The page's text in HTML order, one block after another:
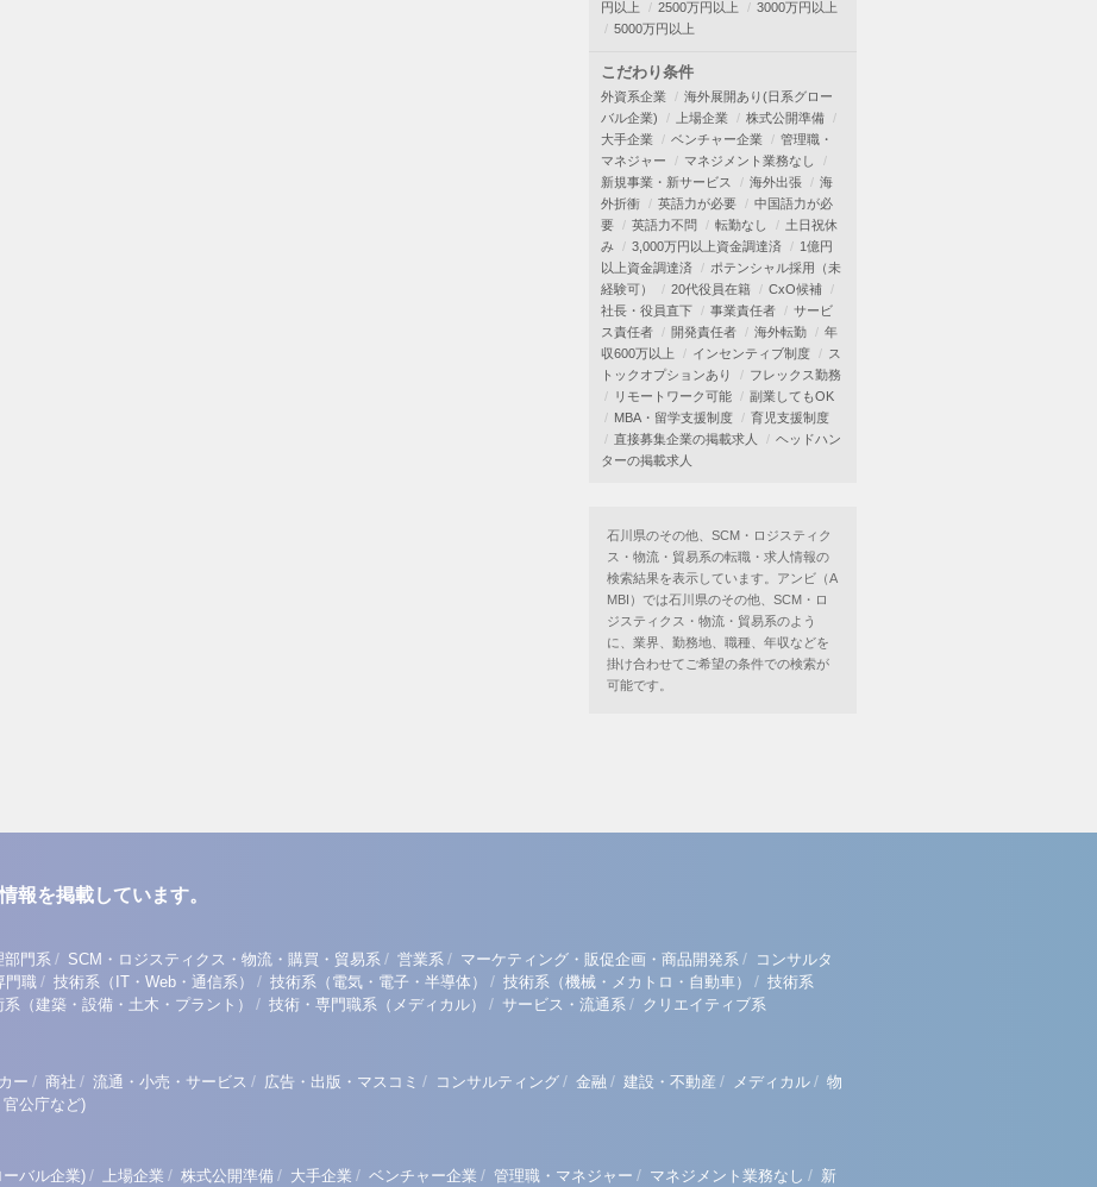
円以上
2500万円以上
3000万円以上
5000万円以上
こだわり条件
外資系企業
海外展開あり(日系グロー
バル企業)
上場企業
株式公開準備
大手企業
ベンチャー企業
管理職・
マネジャー
マネジメント業務なし
新規事業・新サービス
海外出張
海
外折衝
英語力が必要
中国語力が必
要
英語力不問 転勤なし
土日祝休
み
3,000万円以上資金調達済
1億円
以上資金調達済
ポテンシャル採用（未
経験可）
20代役員在籍
CxO候補
社長・役員直下
事業責任者
サービ
ス責任者
開発責任者 海外転勤
年
収600万以上
インセンティブ制度
ス
トックオプションあり
フレックス勤務
リモートワーク可能
副業してもOK
MBA・留学支援制度
育児支援制度
直接募集企業の掲載求人
ヘッドハン
ターの掲載求人
石川県のその他、SCM・ロジスティク
ス・物流・貿易系の転職・求人情報の
検索結果を表示しています。アンビ（A
MBI）では石川県のその他、SCM・ロ
ジスティクス・物流・貿易系のよう
に、業界、勤務地、職種、年収などを
掛け合わせてご希望の条件での検索が
可能です。
報を掲載しています。
部門系 / SCM・ロジスティクス・物流・購買・貿易系 / 営業系 / マーケティング・販促企画・商品開発系 / コンサルタ
門職 / 技術系（IT・Web・通信系） / 技術系（電気・電子・半導体） / 技術系（機械・メカトロ・自動車） / 技術系
系（建築・設備・土木・プラント） / 技術・専門職系（メディカル） / サービス・流通系 / クリエイティブ系
ー / 商社 / 流通・小売・サービス / 広告・出版・マスコミ / コンサルティング / 金融 / 建設・不動産 / メディカル / 物
公庁など)
バル企業) / 上場企業 / 株式公開準備 / 大手企業 / ベンチャー企業 / 管理職・マネジャー / マネジメント業務なし / 新